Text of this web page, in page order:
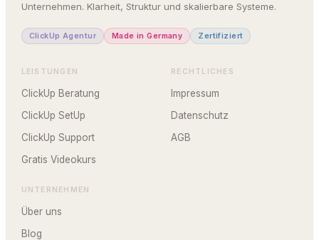
Unternehmen. Klarheit, Struktur und skalierbare Systeme.
ClickUp Agentur Made in Germany Zertifiziert
LEISTUNGEN
ClickUp Beratung
ClickUp SetUp
ClickUp Support
Gratis Videokurs
UNTERNEHMEN
Über uns
Blog
RECHTLICHES
Impressum
Datenschutz
AGB